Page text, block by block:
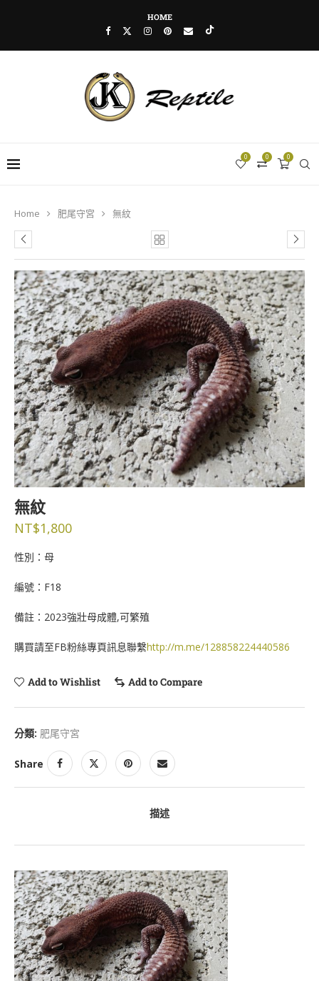
HOME
0
0
0
Home 肥尾守宮 無紋
無紋
NT$1,800
性別：母
編號：F18
備註：2023強壯母成體,可繁殖
購買請至FB粉絲專頁訊息聯繫http://m.me/128858224440586
Add to Wishlist Add to Compare
分類: 肥尾守宮
Share
描述